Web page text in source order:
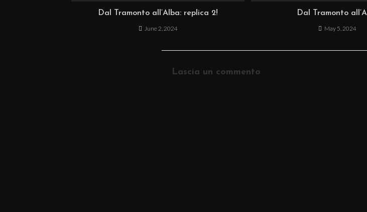
Dal Tramonto all’Alba: replica 2!
June 2, 2024
Dal Tramonto
May 5, 2024
Lascia un commento